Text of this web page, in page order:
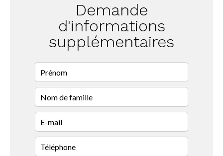
Demande
d'informations
supplémentaires